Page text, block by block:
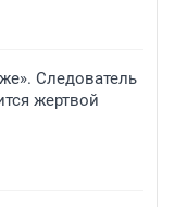
Следователь
жертвой